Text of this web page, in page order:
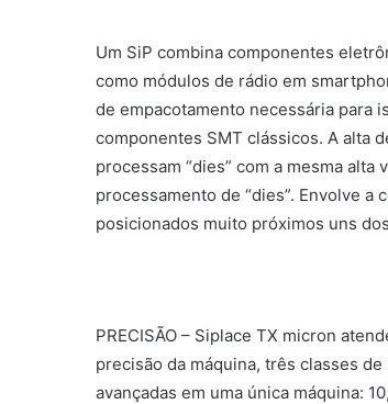
Um SiP combina componentes
como módulos de rádio em
de empacotamento necessária para
componentes SMT clássicos. A alta
processam “dies” com a mesma
processamento de “dies”. Envolve
posicionados muito próximos uns
PRECISÃO – Siplace TX micron
precisão da máquina, três classes
avançadas em uma única máquina: